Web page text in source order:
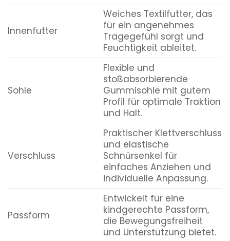
Innenfutter
Weiches Textilfutter, das
für ein angenehmes
Tragegefühl sorgt und
Feuchtigkeit ableitet.
Sohle
Flexible und
stoßabsorbierende
Gummisohle mit gutem
Profil für optimale Traktion
und Halt.
Verschluss
Praktischer Klettverschluss
und elastische
Schnürsenkel für
einfaches Anziehen und
individuelle Anpassung.
Passform
Entwickelt für eine
kindgerechte Passform,
die Bewegungsfreiheit
und Unterstützung bietet.